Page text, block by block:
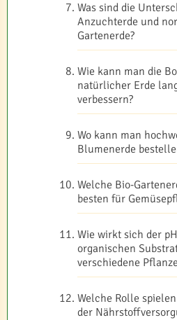
Was sind die
Anzuchterde und
Gartenerde?
Wie kann man die
natürlicher Erde
verbessern?
Wo kann man
Blumenerde
Welche Bio-
besten für
Wie wirkt sich der
organischen
verschiedene
Welche Rolle
der